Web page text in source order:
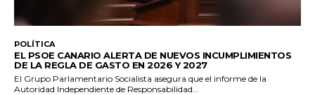
POLÍTICA
EL PSOE CANARIO ALERTA DE NUEVOS INCUMPLIMIENTOS
DE LA REGLA DE GASTO EN 2026 Y 2027
El Grupo Parlamentario Socialista asegura que el informe de la
Autoridad Independiente de Responsabilidad...